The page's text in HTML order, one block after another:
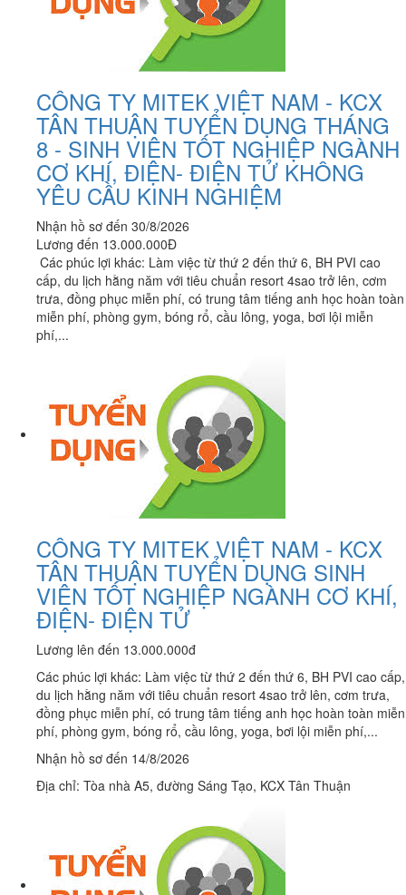
CÔNG TY MITEK VIỆT NAM - KCX
TÂN THUẬN TUYỂN DỤNG THÁNG
8 - SINH VIÊN TỐT NGHIỆP NGÀNH
CƠ KHÍ, ĐIỆN- ĐIỆN TỬ KHÔNG
YÊU CẦU KINH NGHIỆM
Nhận hồ sơ đến 30/8/2026
Lương đến 13.000.000Đ
Các phúc lợi khác: Làm việc từ thứ 2 đến thứ 6, BH PVI cao
cấp, du lịch hằng năm với tiêu chuẩn resort 4sao trở lên, cơm
trưa, đồng phục miễn phí, có trung tâm tiếng anh học hoàn toàn
miễn phí, phòng gym, bóng rổ, cầu lông, yoga, bơi lội miễn
phí,...
CÔNG TY MITEK VIỆT NAM - KCX
TÂN THUẬN TUYỂN DỤNG SINH
VIÊN TỐT NGHIỆP NGÀNH CƠ KHÍ,
ĐIỆN- ĐIỆN TỬ
Lương lên đến 13.000.000đ
Các phúc lợi khác: Làm việc từ thứ 2 đến thứ 6, BH PVI cao cấp,
du lịch hằng năm với tiêu chuẩn resort 4sao trở lên, cơm trưa,
đồng phục miễn phí, có trung tâm tiếng anh học hoàn toàn miễn
phí, phòng gym, bóng rổ, cầu lông, yoga, bơi lội miễn phí,...
Nhận hồ sơ đến 14/8/2026
Địa chỉ: Tòa nhà A5, đường Sáng Tạo, KCX Tân Thuận